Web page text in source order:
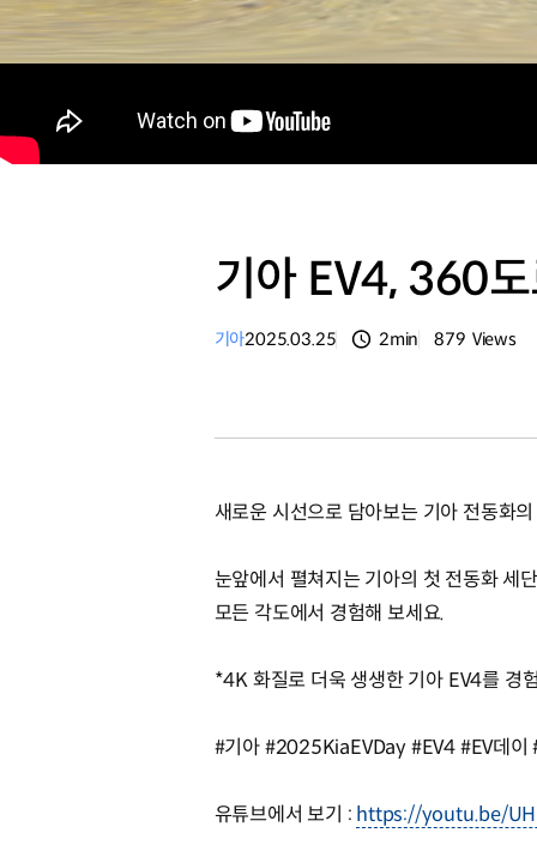
기아 EV4, 360
기아2025.03.25 2min 879 Views
새로운 시선으로 담아보는 기아 전동화
눈앞에서 펼쳐지는 기아의 첫 전동화 세
모든 각도에서 경험해 보세요.
*4K 화질로 더욱 생생한 기아 EV4를 경
#기아 #2025KiaEVDay #EV4 #EV데이
유튜브에서 보기 : https://youtu.be/